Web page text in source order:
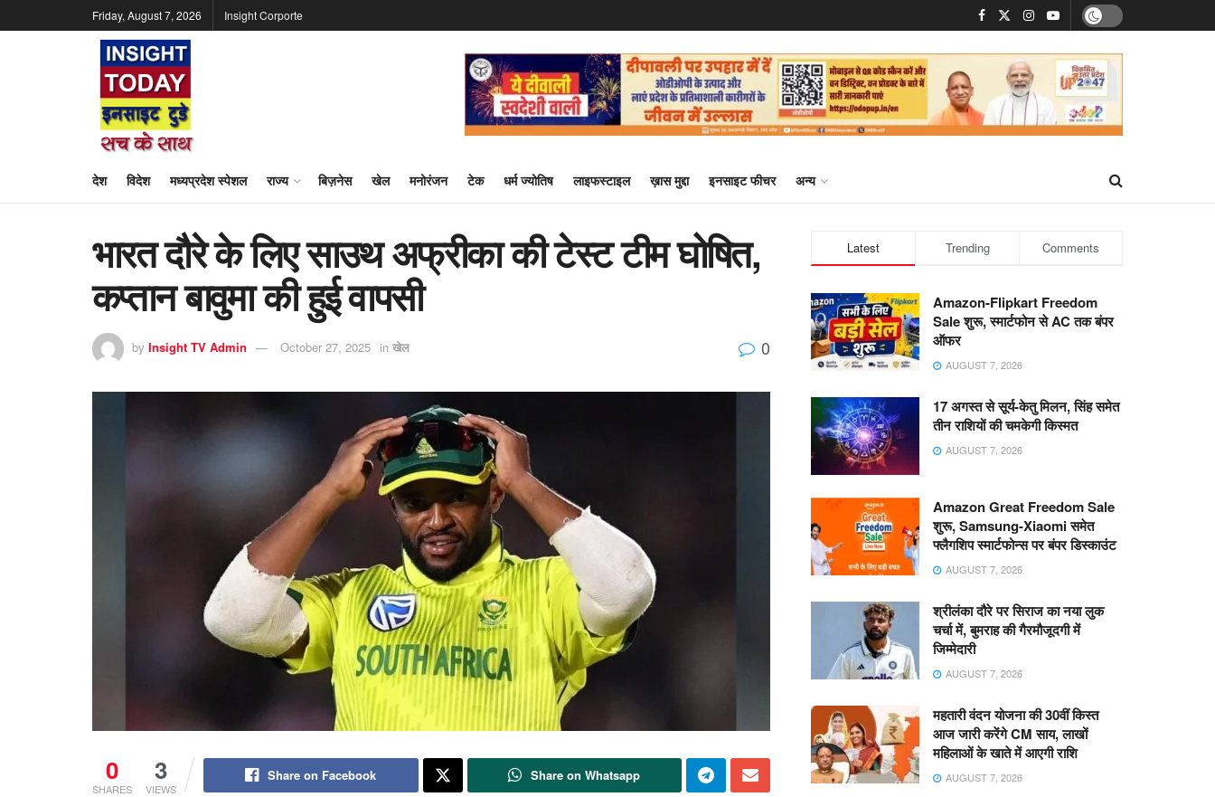
Friday, August 7, 2026 Insight Corporte
देश विदेश मध्यप्रदेश स्पेशल राज्य बिज़नेस खेल मनोरंजन टेक धर्म ज्योतिष लाइफस्टाइल ख़ास मुद्दा इनसाइट फीचर अन्य
भारत दौरे के लिए साउथ अफ्रीका की टेस्ट टीम घोषित,
कप्तान बावुमा की हुई वापसी
by Insight TV Admin October 27, 2025 in खेल 0
0
SHARES
3
VIEWS
Share on Facebook Share on Whatsapp
Latest Trending Comments
Amazon-Flipkart Freedom
Sale शुरू, स्मार्टफोन से AC तक बंपर
ऑफर
AUGUST 7, 2026
17 अगस्त से सूर्य-केतु मिलन, सिंह समेत
तीन राशियों की चमकेगी किस्मत
AUGUST 7, 2026
Amazon Great Freedom Sale
शुरू, Samsung-Xiaomi समेत
फ्लैगशिप स्मार्टफोन्स पर बंपर डिस्काउंट
AUGUST 7, 2026
श्रीलंका दौरे पर सिराज का नया लुक
चर्चा में, बुमराह की गैरमौजूदगी में
जिम्मेदारी
AUGUST 7, 2026
महतारी वंदन योजना की 30वीं किस्त
आज जारी करेंगे CM साय, लाखों
महिलाओं के खाते में आएगी राशि
AUGUST 7, 2026